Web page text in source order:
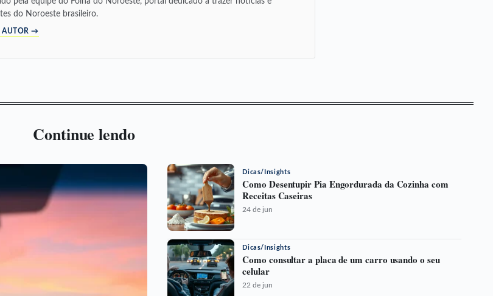
do Noroeste brasileiro.
AUTOR →
Continue lendo
Dicas/Insights
Como Desentupir Pia Engordurada da Cozinha com
Receitas Caseiras
24 de jun
Dicas/Insights
Como consultar a placa de um carro usando o seu
celular
22 de jun